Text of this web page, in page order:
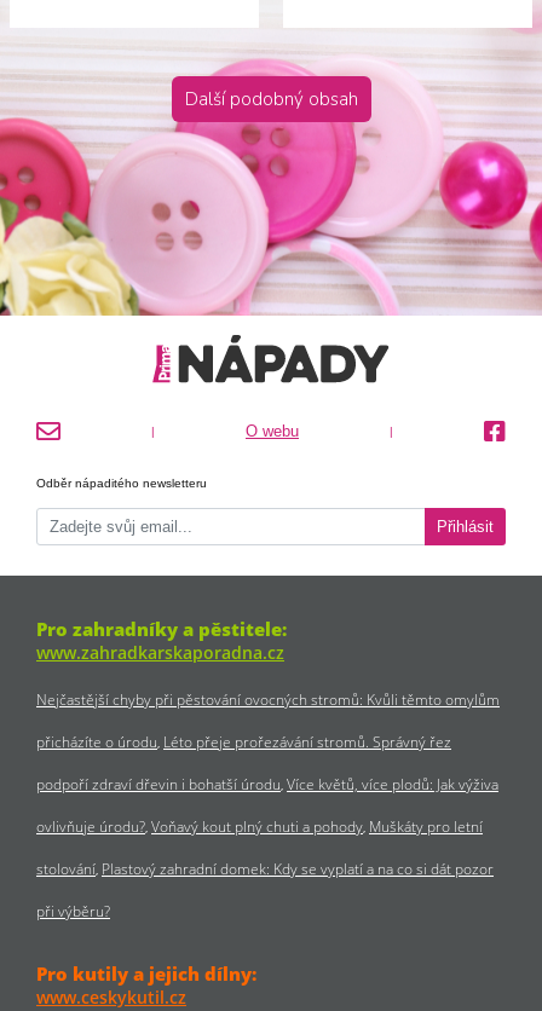
Další podobný obsah
| O webu |
Odběr nápaditého newsletteru
Přihlásit
Pro zahradníky a pěstitele:
www.zahradkarskaporadna.cz
Nejčastější chyby při pěstování ovocných stromů: Kvůli těmto omylům
přicházíte o úrodu Léto přeje prořezávání stromů. Správný řez
podpoří zdraví dřevin i bohatší úrodu Více květů, více plodů: Jak výživa
ovlivňuje úrodu? Voňavý kout plný chuti a pohody Muškáty pro letní
stolování Plastový zahradní domek: Kdy se vyplatí a na co si dát pozor
při výběru?
Pro kutily a jejich dílny:
www.ceskykutil.cz